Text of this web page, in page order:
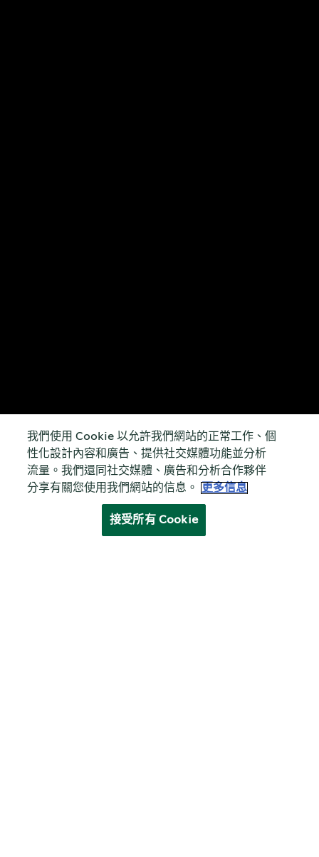
我們使用 Cookie 以允許我們網站的正常工作、個
性化設計內容和廣告、提供社交媒體功能並分析
流量。我們還同社交媒體、廣告和分析合作夥伴
分享有關您使用我們網站的信息。
更多信息
接受所有 Cookie